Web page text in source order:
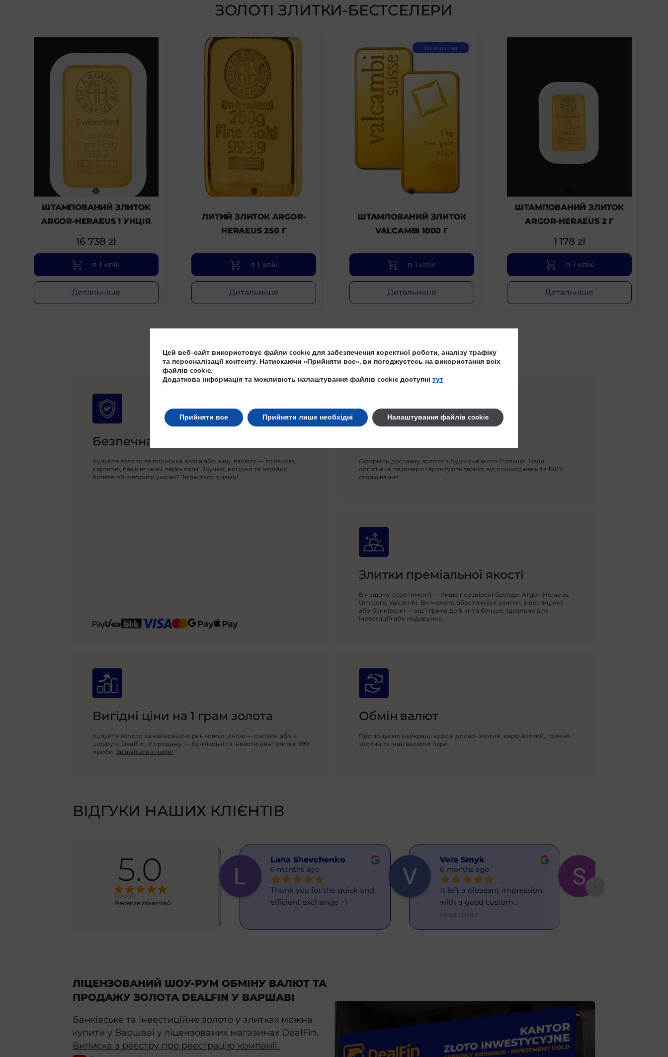
ЗОЛОТІ ЗЛИТКИ-БЕСТСЕЛЕРИ
ШТАМПОВАНИЙ ЗЛИТОК
ARGOR-HERAEUS 1 УНЦІЯ
16 738 zł
в 1 клік
Детальніше
ЛИТИЙ ЗЛИТОК ARGOR-
HERAEUS 250 Г
в 1 клік
Детальніше
Золото 1 кг
ШТАМПОВАНИЙ ЗЛИТОК
VALCAMBI 1000 Г
в 1 клік
Детальніше
ШТАМПОВАНИЙ ЗЛИТОК
ARGOR-HERAEUS 2 Г
1 178 zł
в 1 клік
Детальніше
Безпечна оплата
Купуйте золото за польська злота або іншу валюту — готівкою,
карткою, банківським переказом. Зручно, вигідно та надійно.
Хочете обговорити умови?Зв’яжіться з нами!
Оформіть доставку золота в будь-яке місто Польша. Наші
логістичні партнери гарантують захист від пошкоджень та 100%
страхування.
Злитки преміальної якості
В нашому асортименті — лише перевірені бренди: Argor-Heraeus,
Umicore, Valcambi. Ви можете обрати мірні злитки, інвестиційні
або банківські — від 1 грама до 5 кг та більше. Ідеально для
інвестицій або подарунка.
Вигідні ціни на 1 грам золота
Купуйте золото за найкращою ринковою ціною — онлайн або в
шоурумі DealFin. У продажу — банківські та інвестиційні злитки 999
проби. Зв’яжіться з нами!
Обмін валют
Пропонуємо найкращі курси: долар-злотий, євро-злотий, гривня-
злотий та інші валютні пари.
ВІДГУКИ НАШИХ КЛІЄНТІВ
5.0
Google
Recenze zákazníků
6 months ago
This is my first time using this
service, and eve...
Lana Shevchenko
6 months ago
Thank you for the quick and
efficient exchange =)
Vera Smyk
6 months ago
It left a pleasant impression,
with a good custom...
read more
ЛІЦЕНЗОВАНИЙ ШОУ-РУМ ОБМІНУ ВАЛЮТ ТА
ПРОДАЖУ ЗОЛОТА DEALFIN У ВАРШАВІ
Банківське та інвестиційне золото у злитках можна
купити у Варшаві у ліцензованих магазинах DealFin.
Виписка з реєстру про реєстрацію компанії
Цей веб-сайт використовує файли cookie для забезпечення коректної роботи, аналізу трафіку
та персоналізації контенту. Натискаючи «Прийняти все», ви погоджуєтесь на використання всіх
файлів cookie.
Додаткова інформація та можливість налаштування файлів cookie доступні тут
Прийняти все Прийняти лише необхідні Налаштування файлів cookie